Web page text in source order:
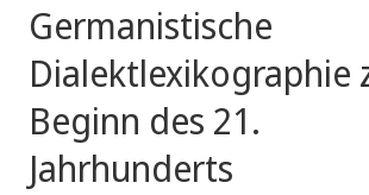
Germanistische
Dialektlexikographie
Beginn des 21.
Jahrhunderts